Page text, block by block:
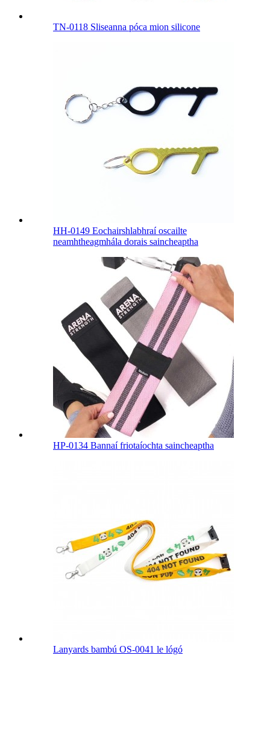
TN-0118 Sliseanna póca mion silicone
HH-0149 Eochairshlabhraí oscailte
neamhtheagmhála dorais saincheaptha
HP-0134 Bannaí friotaíochta saincheaptha
Lanyards bambú OS-0041 le lógó